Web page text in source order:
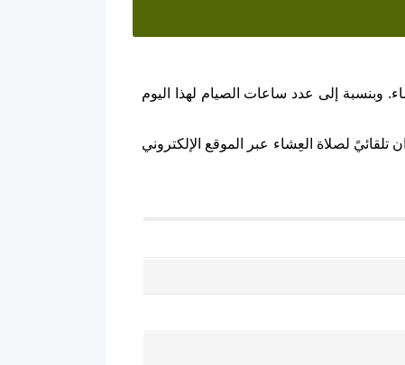
وبنسبة إلى عدد ساعات الصيام لهذا اليوم
لصلاة العِشاء عبر الموقع الإلكتروني